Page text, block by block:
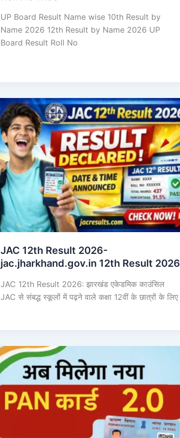
UP Board Result Name wise 10th Result by
Name 2026 12th Result by Name 2026 UP
Board Result Roll No
JAC 12th Result 2026-
jac.jharkhand.gov.in 12th Result 2026
JAC 12th Result 2026: झारखंड एकेडमिक काउंसिल
JAC से संबद्ध स्कूलों में पढ़ने वाले कक्षा 12वीं के छात्रों के लिए